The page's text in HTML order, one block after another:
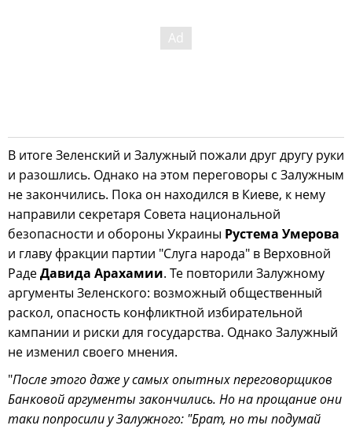
В итоге Зеленский и Залужный пожали друг другу руки
и разошлись. Однако на этом переговоры с Залужным
не закончились. Пока он находился в Киеве, к нему
направили секретаря Совета национальной
безопасности и обороны Украины Рустема Умерова
и главу фракции партии "Слуга народа" в Верховной
РадеДавида Арахамии. Те повторили Залужному
аргументы Зеленского: возможный общественный
раскол, опасность конфликтной избирательной
кампании и риски для государства. Однако Залужный
не изменил своего мнения.
"После этого даже у самых опытных переговорщиков
Банковой аргументы закончились. Но на прощание они
таки попросили у Залужного: "Брат, но ты подумай